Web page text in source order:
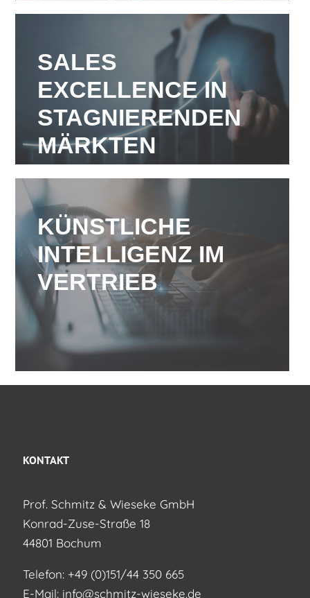
SALES
EXCELLENCE IN
STAGNIERENDEN
MÄRKTEN
KÜNSTLICHE
INTELLIGENZ IM
VERTRIEB
KONTAKT
Prof. Schmitz & Wieseke GmbH
Konrad-Zuse-Straße 18
44801 Bochum
Telefon: +49 (0)151/44 350 665
E-Mail: info@schmitz-wieseke.de